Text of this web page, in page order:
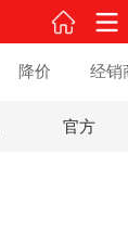
降价 经销
官方